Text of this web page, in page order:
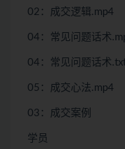
02：成交逻辑.mp4
04：常见问题话术
04：常见问题话术
05：成交心法.mp4
03：成交案例
学员